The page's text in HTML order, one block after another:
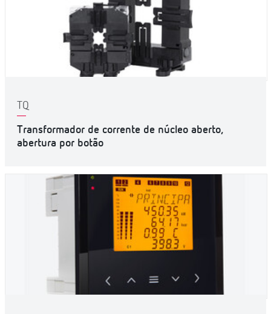
TQ
Transformador de corrente de núcleo aberto,
abertura por botão